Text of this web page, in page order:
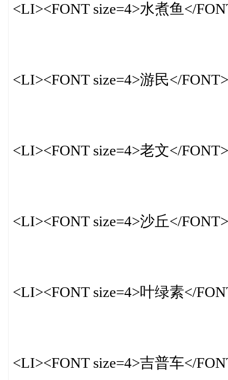
<LI><FONT size=4>水煮鱼</
<LI><FONT size=4>游民</FONT>
<LI><FONT size=4>老文</FONT>
<LI><FONT size=4>沙丘</FONT>
<LI><FONT size=4>叶绿素</
<LI><FONT size=4>吉普车</